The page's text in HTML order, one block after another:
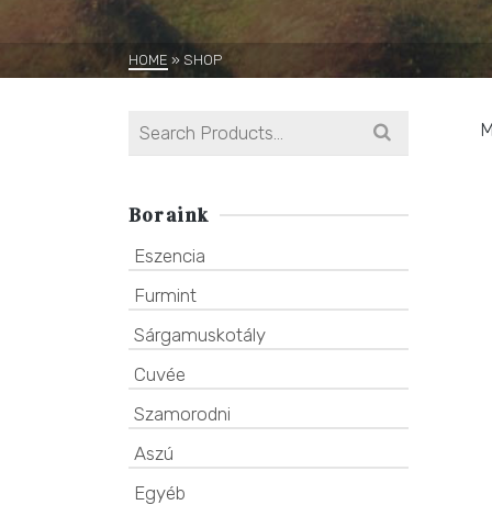
HOME » SHOP
Search
Boraink
Eszencia
Furmint
Sárgamuskotály
Cuvée
Szamorodni
Aszú
Egyéb